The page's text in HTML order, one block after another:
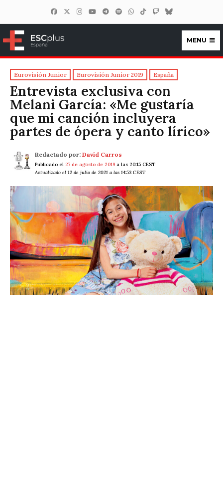
ESCplus España
MENU
Eurovisión Junior Eurovisión Junior 2019 España
Entrevista exclusiva con
Melani García: «Me gustaría
que mi canción incluyera
partes de ópera y canto lírico»
Redactado por: David Carros
Publicado el 27 de agosto de 2019 a las 20:15 CEST
Actualizado el 12 de julio de 2021 a las 14:53 CEST